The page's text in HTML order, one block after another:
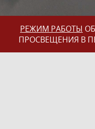
РЕЖИМ РАБОТЫ
ПРОСВЕЩЕНИЯ В